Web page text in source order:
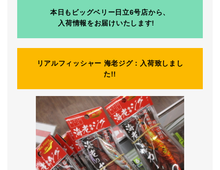
本日もビッグベリー日立6号店から、
入荷情報をお届けいたします!
リアルフィッシャー 海老ジグ：入荷致しまし
た!!